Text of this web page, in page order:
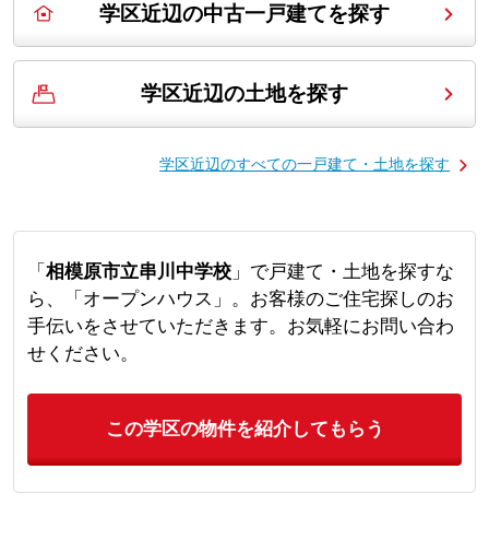
学区近辺の中古一戸建てを探す
学区近辺の土地を探す
学区近辺のすべての一戸建て・土地を探す
「 相模原市立串川中学校」で戸建て・土地を探すな
ら、「オープンハウス」。お客様のご住宅探しのお
手伝いをさせていただきます。お気軽にお問い合わ
せください。
この学区の物件を紹介してもらう